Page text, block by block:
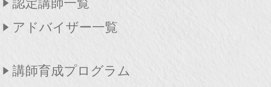
認定講師一覧
アドバイザー一覧
講師育成プログラム